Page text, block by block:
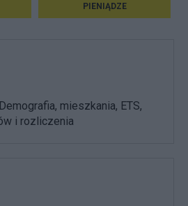
PIENIĄDZE
mieszkania, ETS,
i rozliczenia